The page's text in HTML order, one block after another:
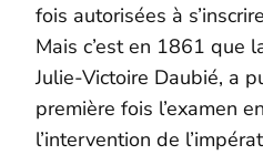
fois autorisées à
Mais c’est en 1861 que
Julie-Victoire Daubié, a
première fois l’examen
l’intervention de